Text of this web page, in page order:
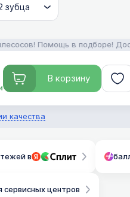
Помощь в подборе!
В корзину
качества
в
сервисных центров